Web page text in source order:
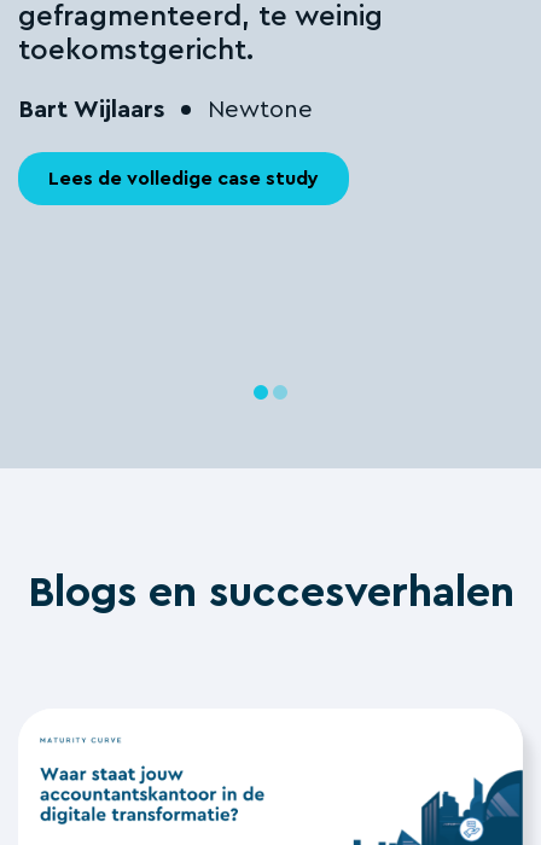
omdat we nu zelf
doorklikken tot op
over voor échte
hun onderneming.
René Pronk
Blogs en succesverhalen